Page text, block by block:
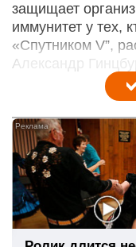
защищает
иммунитет у тех,
«Спутником V”,
Александр